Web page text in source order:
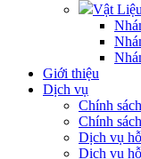
Vật
Giới thiệu
Dịch vụ
Chính
Chính
Dịch vụ
Dịch vụ